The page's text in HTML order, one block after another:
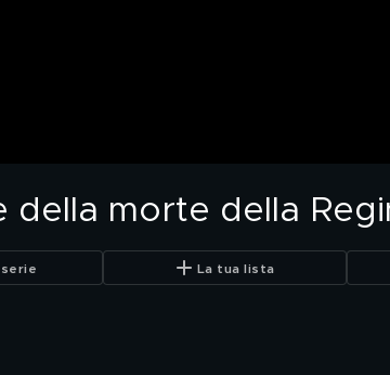
della morte della
La tua lista